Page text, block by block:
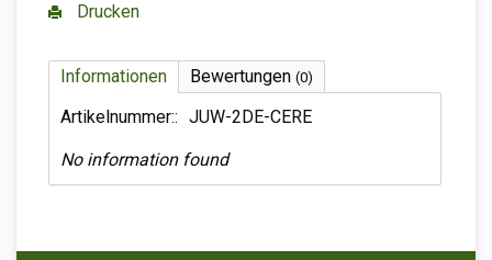
Drucken
Informationen Bewertungen (0)
Artikelnummer:: JUW-2DE-CERE
No information found